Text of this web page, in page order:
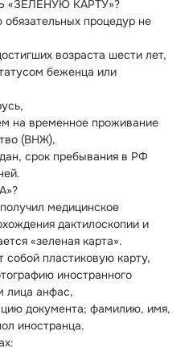
КАРТУ»?
процедур не
возраста шести лет,
беженца или
на временное проживание
(ВНЖ),
срок пребывания в РФ
медицинское
дактилоскопии и
«зеленая карта».
собой пластиковую карту,
иностранного
лица анфас,
документа; фамилию, имя,
иностранца.